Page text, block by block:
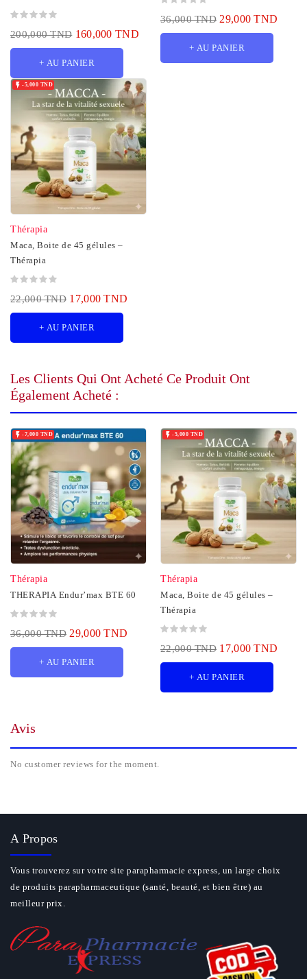
SUPPLEMENT DE VITAMINES
200,000 TND 160,000 TND
+ AU PANIER
36,000 TND 29,000 TND
+ AU PANIER
 -5,000 TND
Thérapia
Maca, Boite de 45 gélules –
Thérapia
22,000 TND 17,000 TND
+ AU PANIER
Les Clients Qui Ont Acheté Ce Produit Ont
Également Acheté :
 -7,000 TND
Thérapia
THERAPIA Endur’max BTE 60
36,000 TND 29,000 TND
+ AU PANIER
 -5,000 TND
Thérapia
Maca, Boite de 45 gélules –
Thérapia
22,000 TND 17,000 TND
+ AU PANIER
Avis
No customer reviews for the moment.
A Propos
Vous trouverez sur votre site parapharmacie express, un large choix
de produits parapharmaceutique (santé, beauté, et bien être) au
meilleur prix.